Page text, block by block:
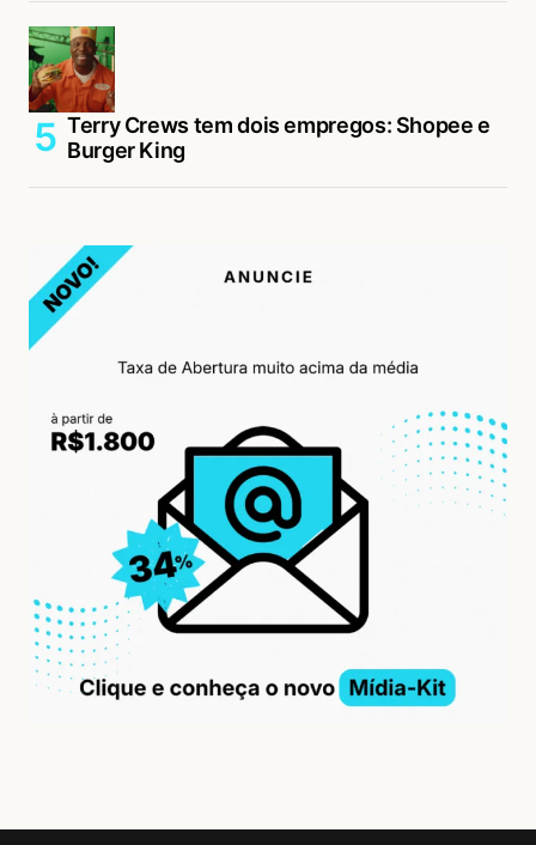
Terry Crews tem dois empregos: Shopee e
Burger King